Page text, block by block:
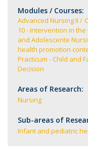
Modules / Courses:
Advanced Nursing II
10 - Intervention in the
and Adolescente
health promotion
Practicum - Child and
Decision
Areas of Research:
Nursing
Sub-areas of
Infant and pediatric